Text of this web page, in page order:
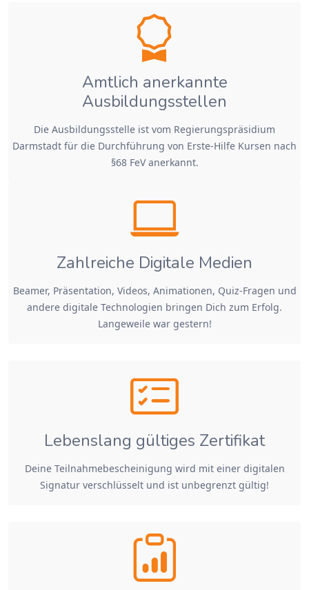
Amtlich anerkannte
Ausbildungsstellen
Die Ausbildungsstelle ist vom Regierungspräsidium
Darmstadt für die Durchführung von Erste-Hilfe Kursen nach
§68 FeV anerkannt.
Zahlreiche Digitale Medien
Beamer, Präsentation, Videos, Animationen, Quiz-Fragen und
andere digitale Technologien bringen Dich zum Erfolg.
Langeweile war gestern!
Lebenslang gültiges Zertifikat
Deine Teilnahmebescheinigung wird mit einer digitalen
Signatur verschlüsselt und ist unbegrenzt gültig!